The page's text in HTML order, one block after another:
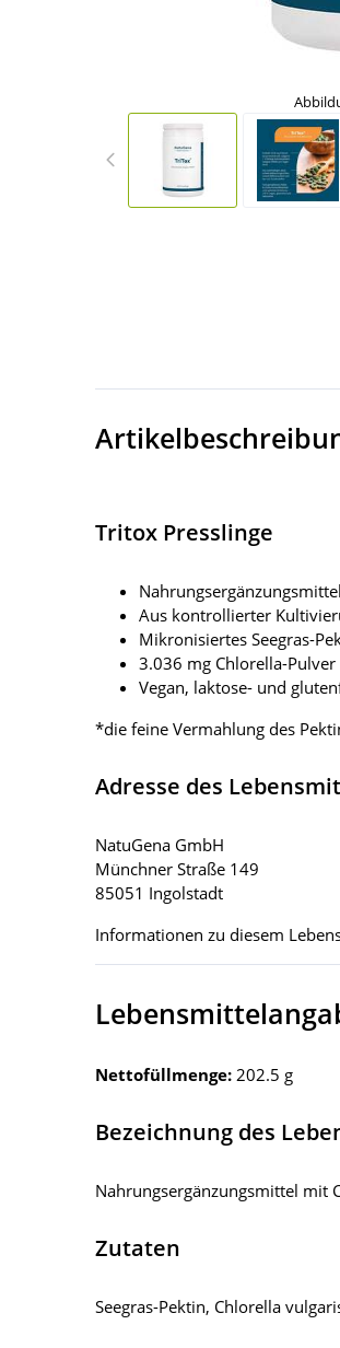
Tritox Presslinge
Aus kontrollierter
Mikronisiertes Seegras-
3.036 mg Chlorella-
Vegan, laktose- und
*die feine Vermahlung des
Adresse des
NatuGena GmbH
Münchner Straße 149
85051 Ingolstadt
Informationen zu diesem
Nettofüllmenge: 202.5 g
Bezeichnung des
Nahrungsergänzungsmittel mit
Zutaten
Seegras-Pektin, Chlorella